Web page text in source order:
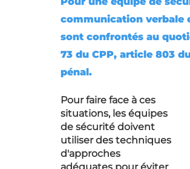
communication verbale
sont confrontés au
73 du CPP, article 803
pénal.
Pour faire face à ces
situations, les équipes
de sécurité doivent
utiliser des techniques
d'approches